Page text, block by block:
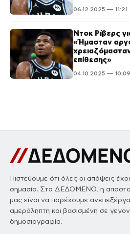
06.12.2025 — 11:21
Ντοκ Ρίβερς
«Ήμασταν
επίθεσης»
04.10.2025 — 10:09
Πιστεύουμε ότι όλες οι απόψεις
σημασία. Στο ΔΕΔΟΜΕΝΟ, η
μας είναι να παρέχουμε
αμερόληπτη και βασισμένη σε
δημοσιογραφία.